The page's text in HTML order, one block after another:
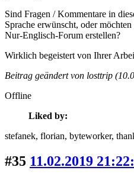
Sind Fragen / Kommentare in
Sprache erwünscht, oder
Nur-Englisch-Forum erstellen?
Wirklich begeistert von Ihrer
Beitrag geändert von losttrip
Offline
Liked by:
stefanek, florian, byteworker,
#35 11.02.2019